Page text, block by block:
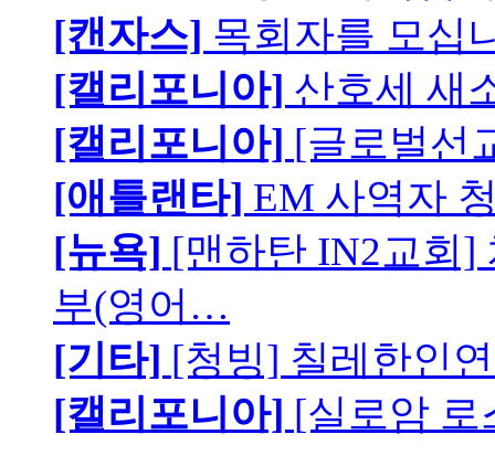
[캔자스] 목회자를 모십
[캘리포니아] 산호세 새
[캘리포니아] [글로벌선
[애틀랜타] EM 사역자
[뉴욕] [맨하탄 IN2교회]
부(영어…
[기타] [청빙] 칠레한인
[캘리포니아] [실로암 로